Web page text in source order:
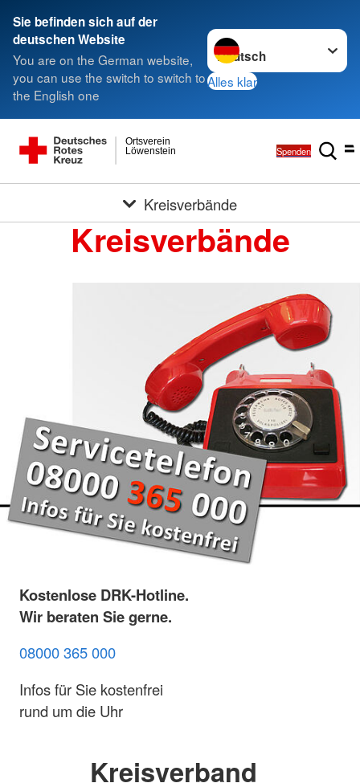
Sie befinden sich auf der
deutschen Website
You are on the German website,
you can use the switch to switch to
the English one
Sprache wechseln zu
Alles klar
Löwenstein
Ortsverein
Spenden
Kreisverbände
Kreisverbände
Kostenlose DRK-Hotline.
Wir beraten Sie gerne.
08000 365 000
Infos für Sie kostenfrei
rund um die Uhr
Kreisverband